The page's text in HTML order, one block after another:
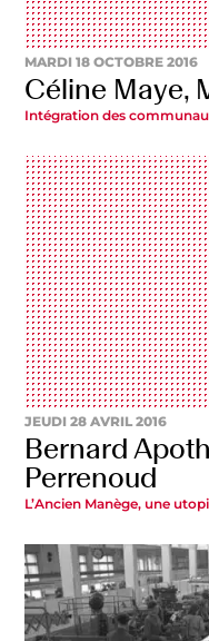
MARDI 18 OCTOBRE 2016
Céline Maye,
Intégration des
JEUDI 28 AVRIL 2016
Bernard
Perrenoud
L’Ancien Manège, une